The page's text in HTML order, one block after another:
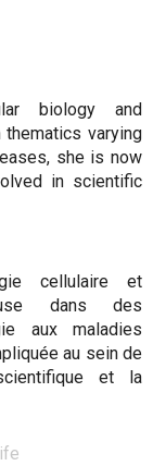
biology and
thematics varying
she is now
in scientific
cellulaire et
dans des
aux maladies
au sein de
et la